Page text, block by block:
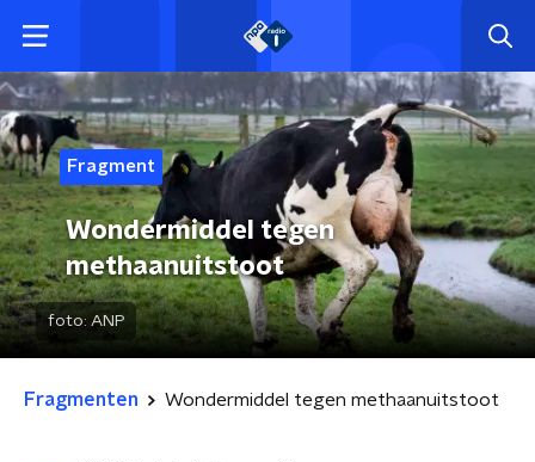
Fragment
Wondermiddel tegen
methaanuitstoot
foto: ANP
Fragmenten Wondermiddel tegen methaanuitstoot